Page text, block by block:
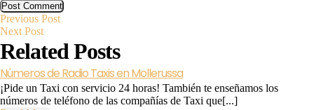
Post
navigation
Previous PostPrevious
Next PostNext
Related Posts
Números de Radio Taxis en Mollerussa
¡Pide un Taxi con servicio 24 horas! También te enseñamos los
números de teléfono de las compañías de Taxi que[...]